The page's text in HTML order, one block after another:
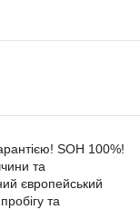
SOH 100%!
та
європейський
та